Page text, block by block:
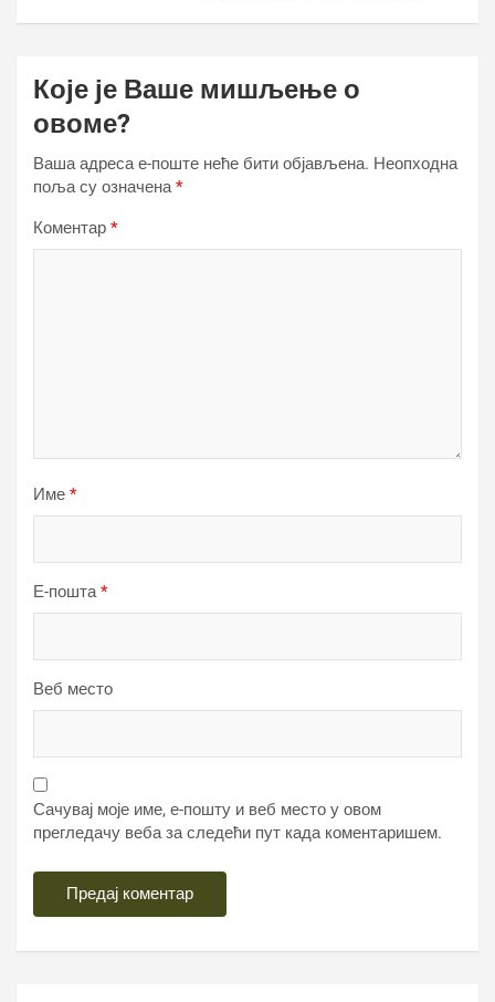
Које је Ваше мишљење о
овоме?
Ваша адреса е-поште неће бити објављена. Неопходна
поља су означена*
Коментар *
Име *
Е-пошта*
Веб место
Сачувај моје име, е-пошту и веб место у овом
прегледачу веба за следећи пут када коментаришем.